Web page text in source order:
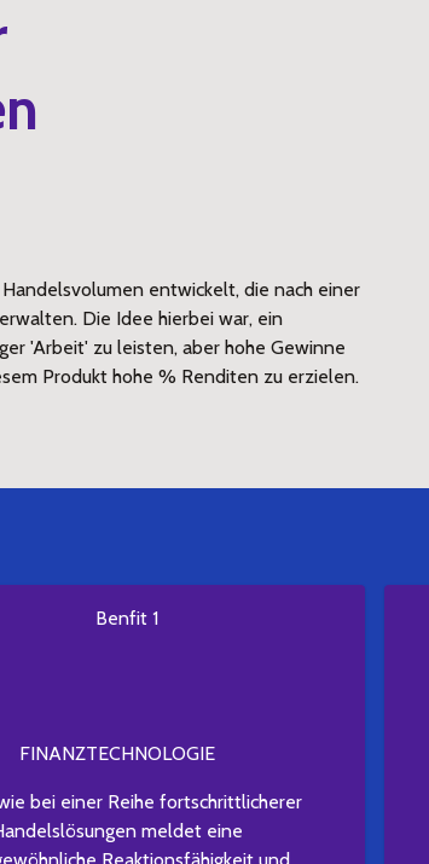
entwickelt, die nach einer
Die Idee hierbei war, ein
'Arbeit' zu leisten, aber hohe Gewinne
Produkt hohe % Renditen zu erzielen.
FINANZTECHNOLOGIE
bei einer Reihe fortschrittlicherer
meldet eine